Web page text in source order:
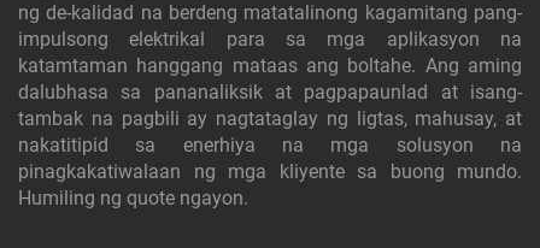
ng de-kalidad na berdeng matatalinong kagamitang pang-
impulsong elektrikal para sa mga aplikasyon na
katamtaman hanggang mataas ang boltahe. Ang aming
dalubhasa sa pananaliksik at pagpapaunlad at isang-
tambak na pagbili ay nagtataglay ng ligtas, mahusay, at
nakatitipid sa enerhiya na mga solusyon na
pinagkakatiwalaan ng mga kliyente sa buong mundo.
Humiling ng quote ngayon.